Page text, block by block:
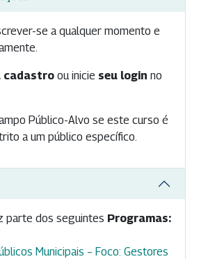
se a qualquer momento e
cadastro ou inicie seu login no
Público-Alvo se este curso é
a um público específico.
parte dos seguintes Programas:
Municipais – Foco: Gestores